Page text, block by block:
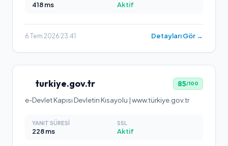
418ms Aktif
6 Tem 2026 23:41 Detayları Gör →
turkiye.gov.tr 85/100
e-Devlet Kapısı Devletin Kısayolu | www.türkiye.gov.tr
YANIT SÜRESI
228ms
SSL
Aktif